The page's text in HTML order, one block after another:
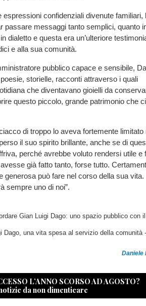
confidenziali divenute familiari,
passare messaggi tanto semplici, quanto
dialetto e questa era un’ulteriore
e alla sua comunità.
pubblico capace e sensibile,
storielle, racconti attraverso i quali
che diventavano gioielli da
questo piccolo, grande patrimonio che
di troppo lo aveva fortemente limitato
il suo spirito brillante, anche se di
perché avrebbe voluto rendersi utile e
già fatto tanto, forse tutto.
generosa può fare nel corso della sua vita.
sempre uno di noi”.
Gian Luigi Dago: uno spazio pubblico con
Dago, una vita spesa al servizio della comunità-
Daniele
L’ANNO SCORSO AD AGOSTO?
da non dimenticare